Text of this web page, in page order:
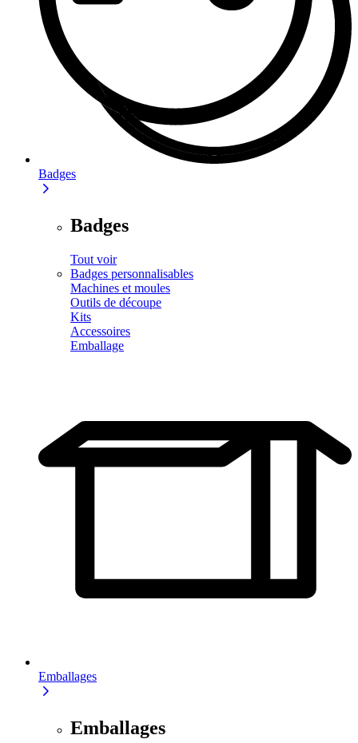
Badges
Badges
Tout voir
Badges personnalisables
Machines et moules
Outils de découpe
Kits
Accessoires
Emballage
Emballages
Emballages